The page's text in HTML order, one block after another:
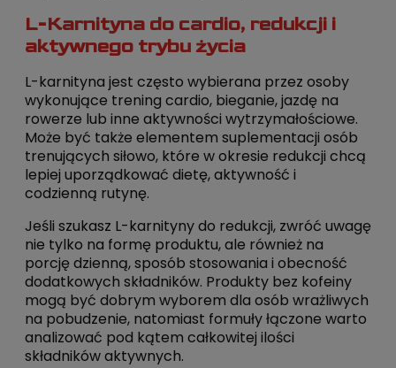
L-Karnityna do cardio, redukcji i
aktywnego trybu życia
L-karnityna jest często wybierana przez osoby
wykonujące trening cardio, bieganie, jazdę na
rowerze lub inne aktywności wytrzymałościowe.
Może być także elementem suplementacji osób
trenujących siłowo, które w okresie redukcji chcą
lepiej uporządkować dietę, aktywność i
codzienną rutynę.
Jeśli szukasz L-karnityny do redukcji, zwróć uwagę
nie tylko na formę produktu, ale również na
porcję dzienną, sposób stosowania i obecność
dodatkowych składników. Produkty bez kofeiny
mogą być dobrym wyborem dla osób wrażliwych
na pobudzenie, natomiast formuły łączone warto
analizować pod kątem całkowitej ilości
składników aktywnych.